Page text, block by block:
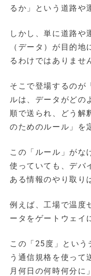
るか」という道路や
しかし、単に道路や
（データ）が目的
るわけではありませ
そこで登場するのが
ルは、データがどの
順で送られ、どう解
のためのルール」を
この「ルール」がな
使っていても、デバ
ある情報のやり取り
例えば、工場で温度
ータをゲートウェイ
この「25度」とい
う通信規格を使って
月何日の何時何分に